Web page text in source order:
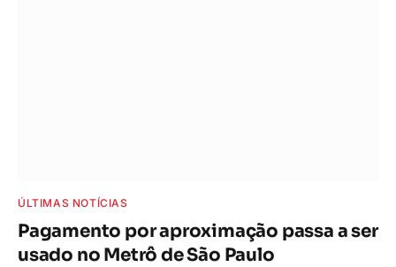
ÚLTIMAS NOTÍCIAS
Pagamento por aproximação passa a ser
usado no Metrô de São Paulo